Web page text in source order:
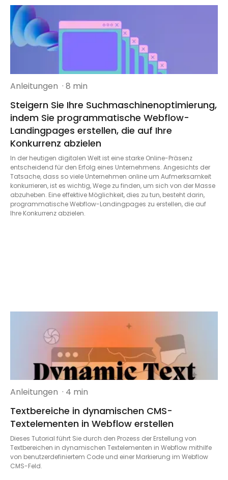
Anleitungen · 8 min
Steigern Sie Ihre Suchmaschinenoptimierung,
indem Sie programmatische Webflow-
Landingpages erstellen, die auf Ihre
Konkurrenz abzielen
In der heutigen digitalen Welt ist eine starke Online-Präsenz
entscheidend für den Erfolg eines Unternehmens. Angesichts der
Tatsache, dass so viele Unternehmen online um Aufmerksamkeit
konkurrieren, ist es wichtig, Wege zu finden, um sich von der Masse
abzuheben. Eine effektive Möglichkeit, dies zu tun, besteht darin,
programmatische Webflow-Landingpages zu erstellen, die auf
Ihre Konkurrenz abzielen.
Anleitungen · 4 min
Textbereiche in dynamischen CMS-
Textelementen in Webflow erstellen
Dieses Tutorial führt Sie durch den Prozess der Erstellung von
Textbereichen in dynamischen Textelementen in Webflow mithilfe
von benutzerdefiniertem Code und einer Markierung im Webflow
CMS-Feld.